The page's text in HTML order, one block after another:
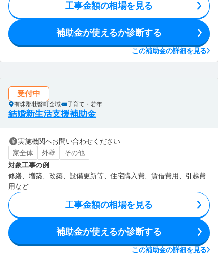
工事金額の相場を見る
補助金が使えるか診断する
この補助金の詳細を見る
受付中
有珠郡壮瞥町全域 子育て・若年
結婚新生活支援補助金
実施機関へお問い合わせください
家全体
外壁
その他
対象工事の例
修繕、増築、改築、設備更新等、住宅購入費、賃借費用、引越費
用など
工事金額の相場を見る
補助金が使えるか診断する
この補助金の詳細を見る